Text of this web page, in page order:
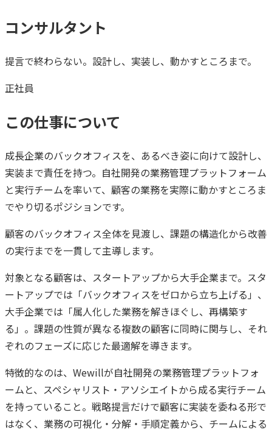
コンサルタント
提言で終わらない。設計し、実装し、動かすところまで。
正社員
この仕事について
成長企業のバックオフィスを、あるべき姿に向けて設計し、
実装まで責任を持つ。自社開発の業務管理プラットフォーム
と実行チームを率いて、顧客の業務を実際に動かすところま
でやり切るポジションです。
顧客のバックオフィス全体を見渡し、課題の構造化から改善
の実行までを一貫して主導します。
対象となる顧客は、スタートアップから大手企業まで。スタ
ートアップでは「バックオフィスをゼロから立ち上げる」、
大手企業では「属人化した業務を解きほぐし、再構築す
る」。課題の性質が異なる複数の顧客に同時に関与し、それ
ぞれのフェーズに応じた最適解を導きます。
特徴的なのは、Wewillが自社開発の業務管理プラットフォ
ームと、スペシャリスト・アソシエイトから成る実行チーム
を持っていること。戦略提言だけで顧客に実装を委ねる形で
はなく、業務の可視化・分解・手順定義から、チームによる